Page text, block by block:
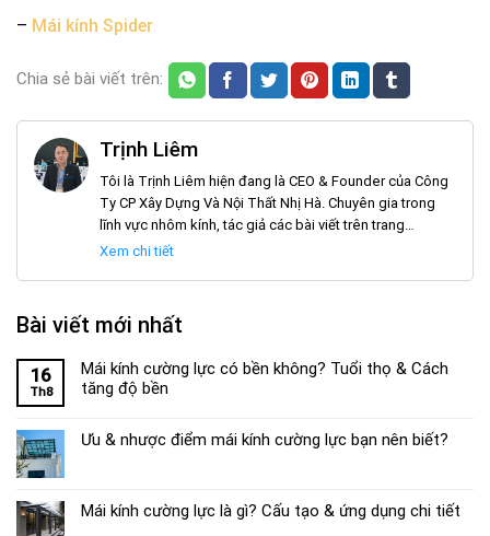
– Mái kính Spider
Chia sẻ bài viết trên:
Trịnh Liêm
Tôi là Trịnh Liêm hiện đang là CEO & Founder của Công
Ty CP Xây Dựng Và Nội Thất Nhị Hà. Chuyên gia trong
lĩnh vực nhôm kính, tác giả các bài viết trên trang
noithatnhiha.com
Xem chi tiết
Bài viết mới nhất
16
Th8
Mái kính cường lực có bền không? Tuổi thọ & Cách
tăng độ bền
Ưu & nhược điểm mái kính cường lực bạn nên biết?
Mái kính cường lực là gì? Cấu tạo & ứng dụng chi tiết